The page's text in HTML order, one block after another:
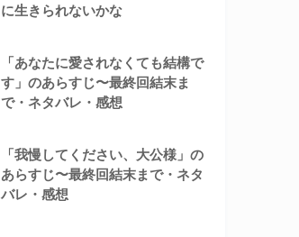
に生きられないかな
「あなたに愛されなくても結構で
す」のあらすじ〜最終回結末ま
で・ネタバレ・感想
「我慢してください、大公様」の
あらすじ〜最終回結末まで・ネタ
バレ・感想